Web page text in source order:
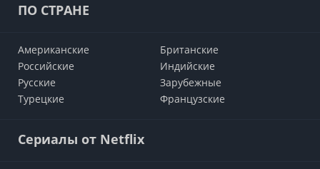
ПО СТРАНЕ
Американские
Британские
Российские
Индийские
Русские
Зарубежные
Турецкие
Французские
Сериалы от Netflix